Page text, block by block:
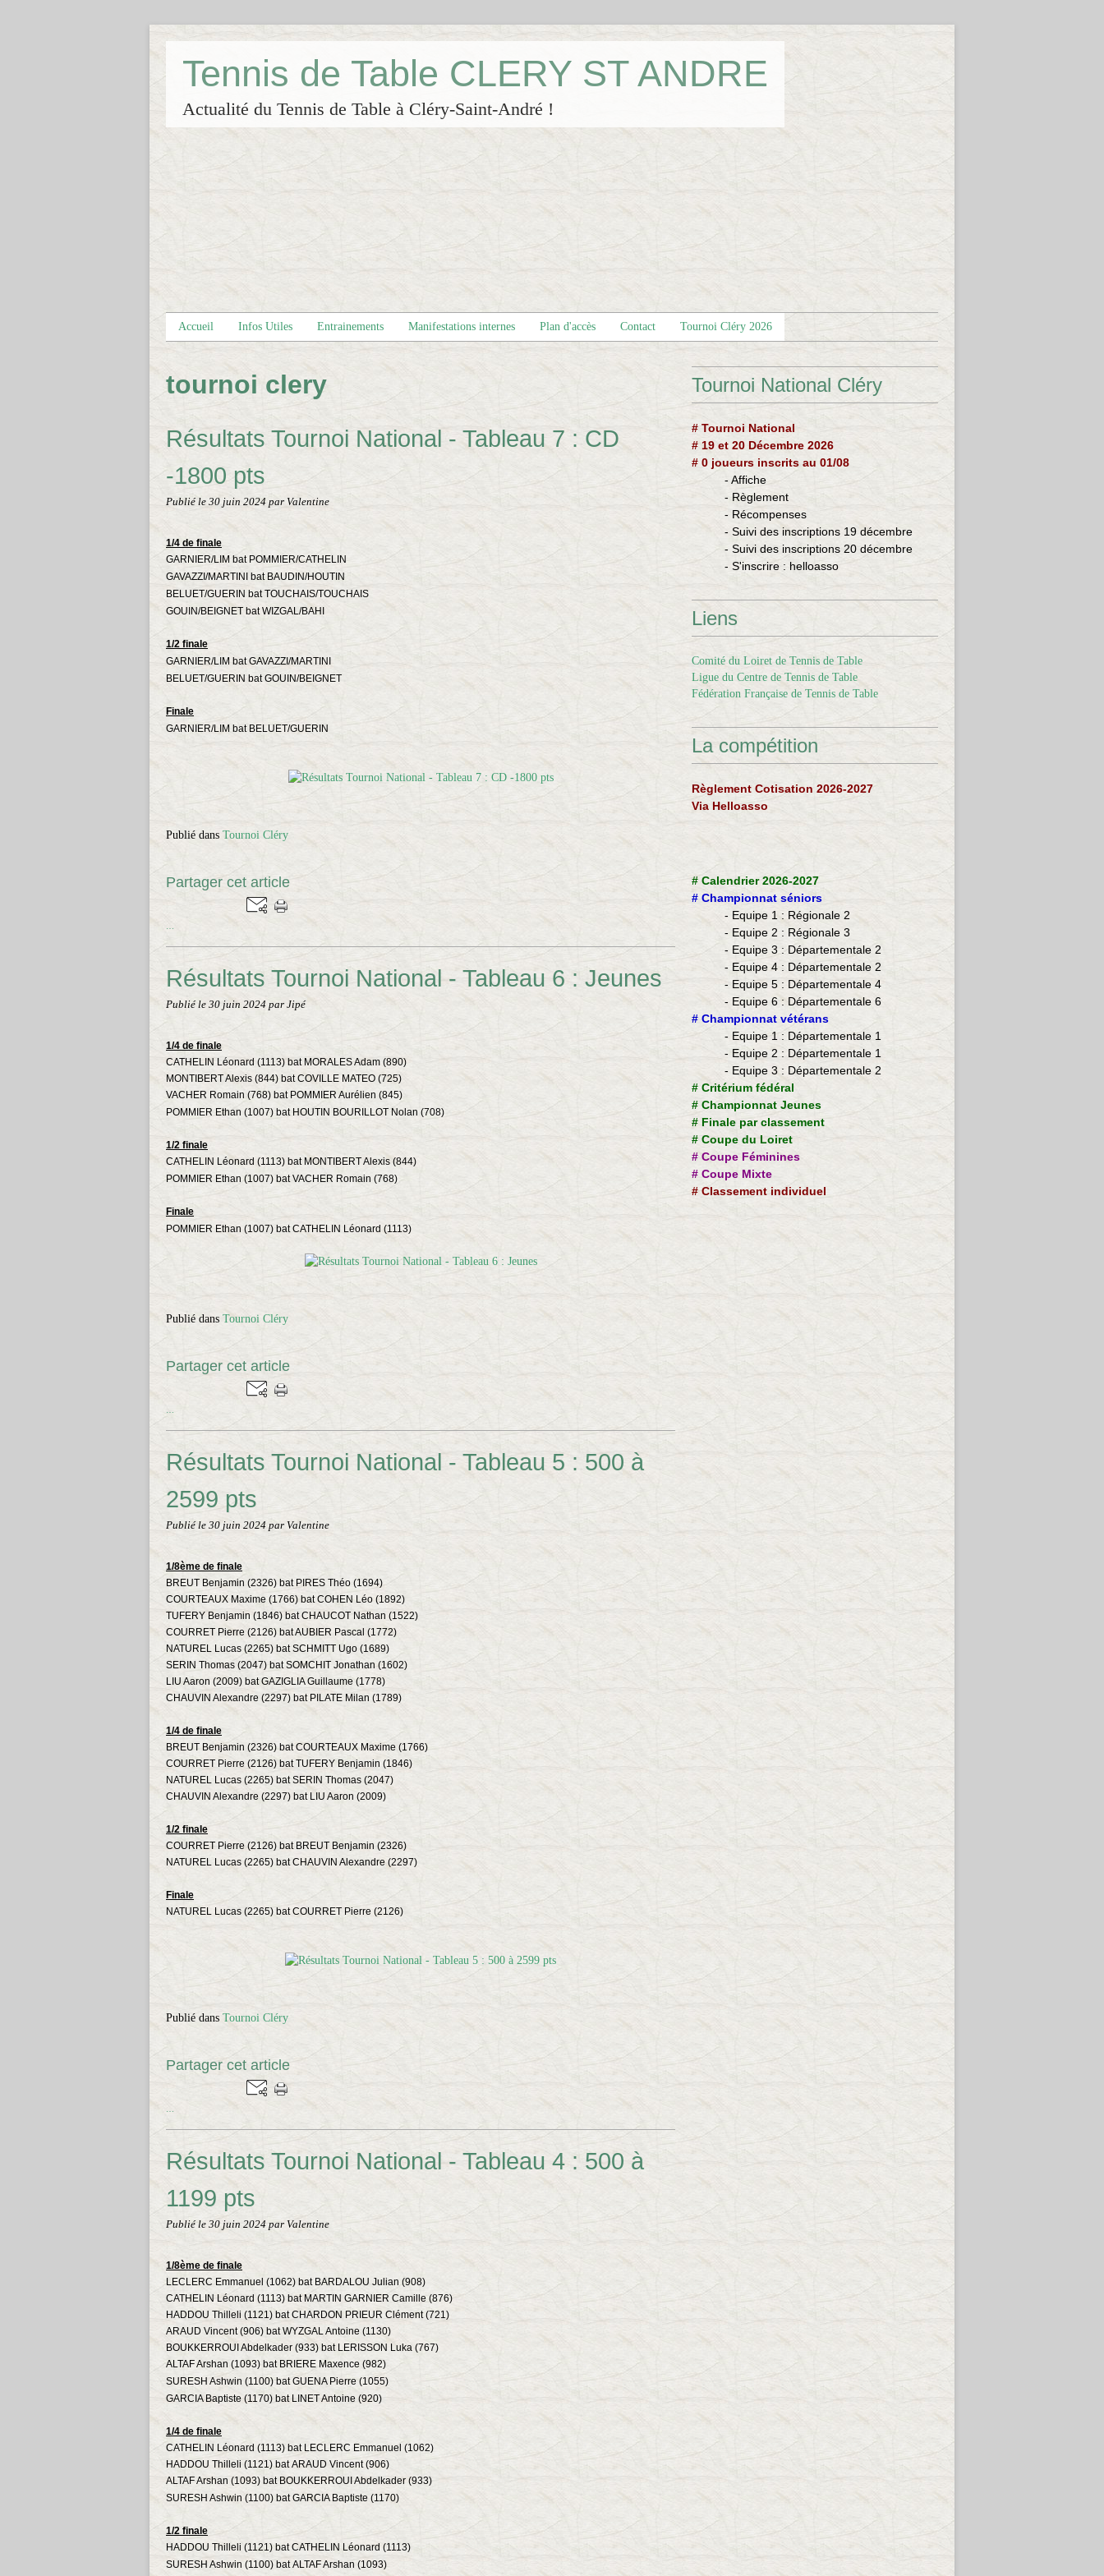
Tennis de Table CLERY ST ANDRE
Actualité du Tennis de Table à Cléry-Saint-André !
Accueil Infos Utiles Entrainements Manifestations internes Plan d'accès Contact Tournoi Cléry 2026
tournoi clery
Résultats Tournoi National - Tableau 7 : CD
-1800 pts
Publié le 30 juin 2024 par Valentine
1/4 de finale
GARNIER/LIM bat POMMIER/CATHELIN
GAVAZZI/MARTINI bat BAUDIN/HOUTIN
BELUET/GUERIN bat TOUCHAIS/TOUCHAIS
GOUIN/BEIGNET bat WIZGAL/BAHI
1/2 finale
GARNIER/LIM batGAVAZZI/MARTINI
BELUET/GUERIN bat GOUIN/BEIGNET
Finale
GARNIER/LIM bat BELUET/GUERIN
Publié dans Tournoi Cléry
Partager cet article
Résultats Tournoi National - Tableau 6 : Jeunes
Publié le 30 juin 2024 par Jipé
1/4 de finale
CATHELIN Léonard (1113) bat MORALES Adam (890)
MONTIBERT Alexis (844) bat COVILLE MATEO (725)
VACHER Romain (768) bat POMMIER Aurélien (845)
POMMIER Ethan (1007) bat HOUTIN BOURILLOT Nolan (708)
1/2 finale
CATHELIN Léonard (1113) bat MONTIBERT Alexis (844)
POMMIER Ethan (1007) batVACHER Romain (768)
Finale
POMMIER Ethan (1007) batCATHELIN Léonard (1113)
Publié dans Tournoi Cléry
Partager cet article
Résultats Tournoi National - Tableau 5 : 500 à
2599 pts
Publié le 30 juin 2024 par Valentine
1/8ème de finale
BREUT Benjamin (2326) bat PIRES Théo (1694)
COURTEAUX Maxime (1766) bat COHEN Léo (1892)
TUFERY Benjamin (1846) bat CHAUCOT Nathan (1522)
COURRET Pierre (2126) bat AUBIER Pascal (1772)
NATUREL Lucas (2265) bat SCHMITT Ugo (1689)
SERIN Thomas (2047) bat SOMCHIT Jonathan (1602)
LIU Aaron (2009) bat GAZIGLIA Guillaume (1778)
CHAUVIN Alexandre (2297) bat PILATE Milan (1789)
1/4 de finale
BREUT Benjamin (2326) bat COURTEAUX Maxime (1766)
COURRET Pierre (2126) bat TUFERY Benjamin (1846)
NATUREL Lucas (2265) bat SERIN Thomas (2047)
CHAUVIN Alexandre (2297) bat LIU Aaron (2009)
1/2 finale
COURRET Pierre (2126) bat BREUT Benjamin (2326)
NATUREL Lucas (2265) bat CHAUVIN Alexandre (2297)
Finale
NATUREL Lucas (2265) bat COURRET Pierre (2126)
Publié dans Tournoi Cléry
Partager cet article
Résultats Tournoi National - Tableau 4 : 500 à
1199 pts
Publié le 30 juin 2024 par Valentine
1/8ème de finale
LECLERC Emmanuel (1062) bat BARDALOU Julian (908)
CATHELIN Léonard (1113) bat MARTIN GARNIER Camille (876)
HADDOU Thilleli (1121) bat CHARDON PRIEUR Clément (721)
ARAUD Vincent (906) bat WYZGAL Antoine (1130)
BOUKKERROUI Abdelkader (933) bat LERISSON Luka (767)
ALTAF Arshan (1093) bat BRIERE Maxence (982)
SURESH Ashwin (1100) batGUENA Pierre (1055)
GARCIA Baptiste (1170) bat LINET Antoine (920)
1/4 de finale
CATHELIN Léonard (1113) bat LECLERC Emmanuel (1062)
HADDOU Thilleli (1121) bat ARAUD Vincent (906)
ALTAF Arshan (1093) bat BOUKKERROUI Abdelkader (933)
SURESH Ashwin (1100) bat GARCIA Baptiste (1170)
1/2 finale
HADDOU Thilleli (1121) bat CATHELIN Léonard (1113)
SURESH Ashwin (1100) batALTAF Arshan (1093)
Tournoi National Cléry
# Tournoi National
# 19 et 20 Décembre 2026
# 0 joueurs inscrits au 01/08
- Affiche
- Règlement
- Récompenses
- Suivi des inscriptions 19 décembre
- Suivi des inscriptions 20 décembre
- S'inscrire : helloasso
Liens
Comité du Loiret de Tennis de Table
Ligue du Centre de Tennis de Table
Fédération Française de Tennis de Table
La compétition
Règlement Cotisation 2026-2027
Via Helloasso
# Calendrier 2026-2027
# Championnat séniors
- Equipe 1 : Régionale 2
- Equipe 2 : Régionale 3
- Equipe 3 : Départementale 2
- Equipe 4 : Départementale 2
- Equipe 5 : Départementale 4
- Equipe 6 : Départementale 6
​# Championnat vétérans
- ​Equipe 1 : Départementale 1
- Equipe 2 : Départementale 1
- Equipe 3 : Départementale 2
# Critérium fédéral
# Championnat Jeunes
# Finale par classement
# Coupe du Loiret
# Coupe Féminines
# Coupe Mixte
#Classement individuel